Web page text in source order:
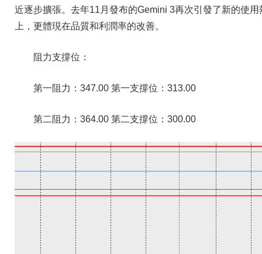
近逐步擴張。去年11月發布的Gemini 3再次引發了新的使
上，更體現在品質和利潤率的改善。
阻力支撐位：
第一阻力：347.00 第一支撐位：313.00
第二阻力：364.00 第二支撐位：300.00